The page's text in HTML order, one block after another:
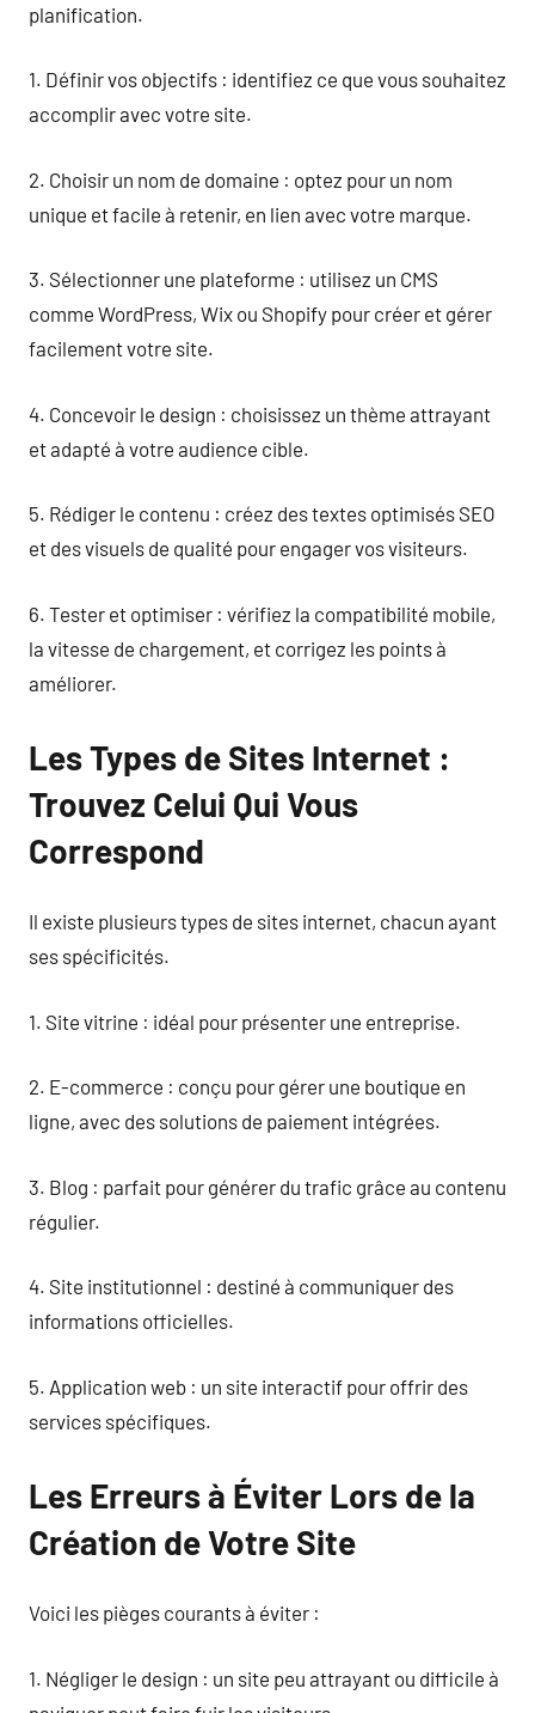
planification.
1. Définir vos objectifs : identifiez ce que vous souhaitez
accomplir avec votre site.
2. Choisir un nom de domaine : optez pour un nom
unique et facile à retenir, en lien avec votre marque.
3. Sélectionner une plateforme : utilisez un CMS
comme WordPress, Wix ou Shopify pour créer et gérer
facilement votre site.
4. Concevoir le design : choisissez un thème attrayant
et adapté à votre audience cible.
5. Rédiger le contenu : créez des textes optimisés SEO
et des visuels de qualité pour engager vos visiteurs.
6. Tester et optimiser : vérifiez la compatibilité mobile,
la vitesse de chargement, et corrigez les points à
améliorer.
Les Types de Sites Internet :
Trouvez Celui Qui Vous
Correspond
Il existe plusieurs types de sites internet, chacun ayant
ses spécificités.
1. Site vitrine : idéal pour présenter une entreprise.
2. E-commerce : conçu pour gérer une boutique en
ligne, avec des solutions de paiement intégrées.
3. Blog : parfait pour générer du trafic grâce au contenu
régulier.
4. Site institutionnel : destiné à communiquer des
informations officielles.
5. Application web : un site interactif pour offrir des
services spécifiques.
Les Erreurs à Éviter Lors de la
Création de Votre Site
Voici les pièges courants à éviter :
1. Négliger le design : un site peu attrayant ou difficile à